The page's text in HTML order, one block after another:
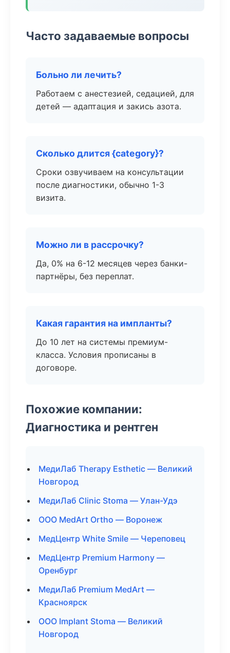
Часто задаваемые вопросы
Больно ли лечить?
Работаем с анестезией, седацией, для
детей — адаптация и закись азота.
Сколько длится {category}?
Сроки озвучиваем на консультации
после диагностики, обычно 1-3
визита.
Можно ли в рассрочку?
Да, 0% на 6-12 месяцев через банки-
партнёры, без переплат.
Какая гарантия на импланты?
До 10 лет на системы премиум-
класса. Условия прописаны в
договоре.
Похожие компании:
Диагностика и рентген
МедиЛаб Therapy Esthetic — Великий
Новгород
МедиЛаб Clinic Stoma — Улан-Удэ
ООО MedArt Ortho — Воронеж
МедЦентр White Smile — Череповец
МедЦентр Premium Harmony —
Оренбург
МедиЛаб Premium MedArt —
Красноярск
ООО Implant Stoma — Великий
Новгород